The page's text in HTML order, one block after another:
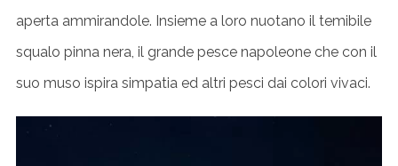
aperta ammirandole. Insieme a loro nuotano il temibile
squalo pinna nera, il grande pesce napoleone che con il
suo muso ispira simpatia ed altri pesci dai colori vivaci.